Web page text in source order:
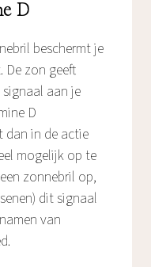
D
beschermt je
zon geeft
aan je
D
dan in de actie
mogelijk op te
zonnebril op,
dit signaal
van